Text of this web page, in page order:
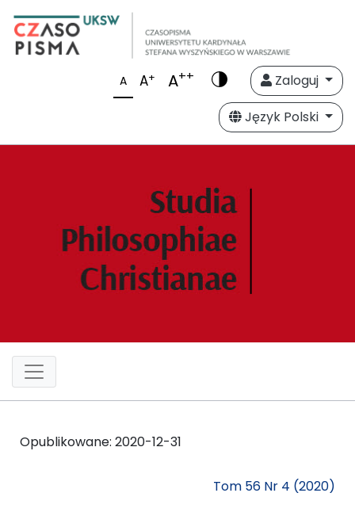
A A+ A++
Zaloguj
Język Polski
Opublikowane: 2020-12-31
Tom 56 Nr 4 (2020)